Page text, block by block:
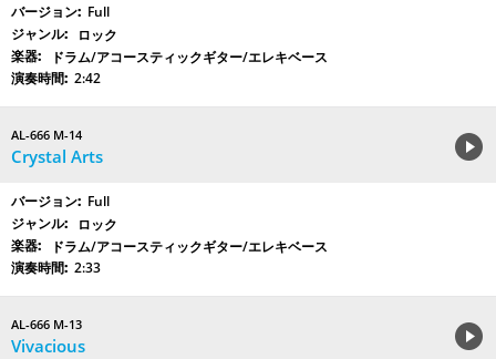
Full
ロック
ドラム/アコースティックギター/エレキベース
2:42
AL-666 M-14
Crystal Arts
Full
ロック
ドラム/アコースティックギター/エレキベース
2:33
AL-666 M-13
Vivacious